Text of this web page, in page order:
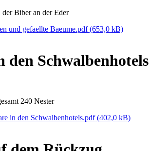
Biber an der Eder
und gefaellte Baeume.pdf(653,0 kB)
Schwalbenhotels
240 Nester
in den Schwalbenhotels.pdf(402,0 kB)